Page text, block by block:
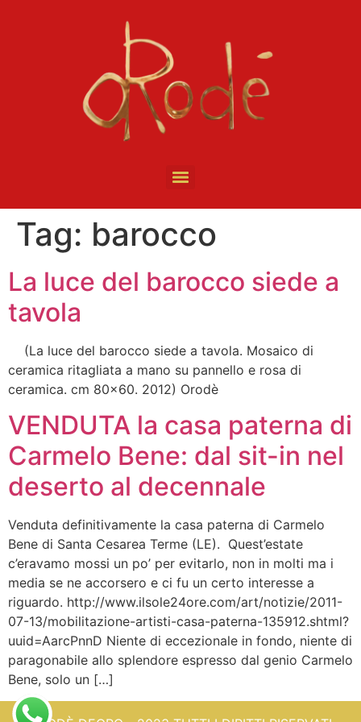
Tag: barocco
La luce del barocco siede a
tavola
(La luce del barocco siede a tavola. Mosaico di
ceramica ritagliata a mano su pannello e rosa di
ceramica. cm 80×60. 2012) Orodè
VENDUTA la casa paterna di
Carmelo Bene: dal sit-in nel
deserto al decennale
Venduta definitivamente la casa paterna di Carmelo
Bene di Santa Cesarea Terme (LE). Quest’estate
c’eravamo mossi un po’ per evitarlo, non in molti ma i
media se ne accorsero e ci fu un certo interesse a
riguardo. http://www.ilsole24ore.com/art/notizie/2011-
07-13/mobilitazione-artisti-casa-paterna-135912.shtml?
uuid=AarcPnnD Niente di eccezionale in fondo, niente di
paragonabile allo splendore espresso dal genio Carmelo
Bene, solo un […]